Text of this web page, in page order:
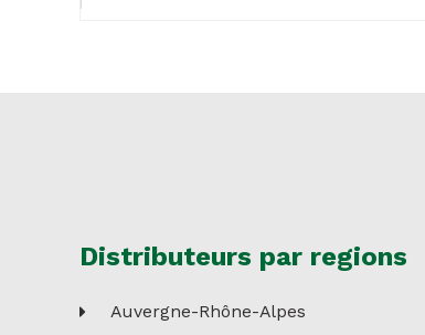
Distributeurs par regions
Auvergne-Rhône-Alpes